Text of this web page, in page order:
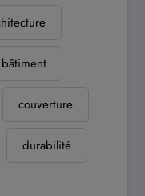
bâtiment
couverture
durabilité